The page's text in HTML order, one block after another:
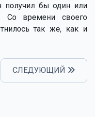
получил бы один или
Со времени своего
так же, как и
СЛЕДУЮЩИЙ